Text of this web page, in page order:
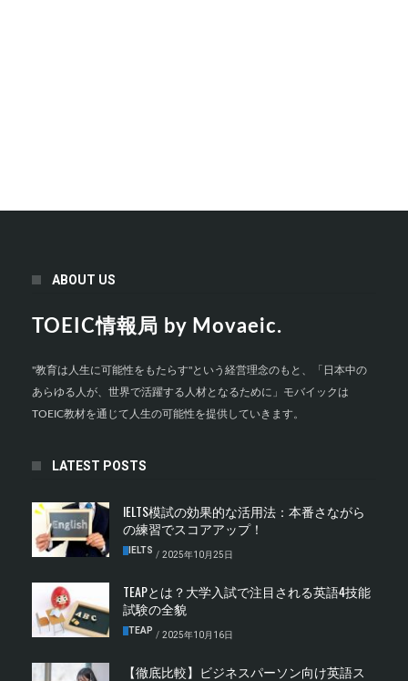
ABOUT US
TOEIC情報局 by Movaeic.
"教育は人生に可能性をもたらす"という経営理念のもと、「日本中の
あらゆる人が、世界で活躍する人材となるために」モバイックは
TOEIC教材を通じて人生の可能性を提供していきます。
LATEST POSTS
IELTS模試の効果的な活用法：本番さながら
の練習でスコアアップ！
IELTS / 2025年10月25日
TEAPとは？大学入試で注目される英語4技能
試験の全貌
TEAP / 2025年10月16日
【徹底比較】ビジネスパーソン向け英語ス